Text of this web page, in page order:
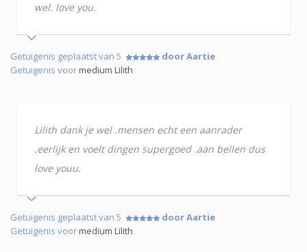
wel. love you.
Getuigenis geplaatst van 5
door Aartie
Getuigenis voormedium Lilith
Lilith dank je wel .mensen echt een aanrader
.eerlijk en voelt dingen supergoed .aan bellen dus
love youu.
Getuigenis geplaatst van 5
door Aartie
Getuigenis voormedium Lilith